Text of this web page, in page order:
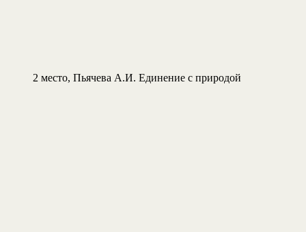
2 место, Пьячева А.И. Единение с природой